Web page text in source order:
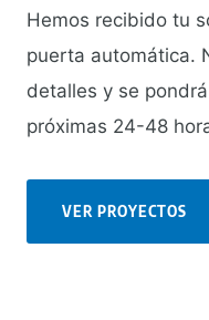
Hemos recibido tu
puerta automática.
detalles y se
próximas 24-48
VER PROYECTOS